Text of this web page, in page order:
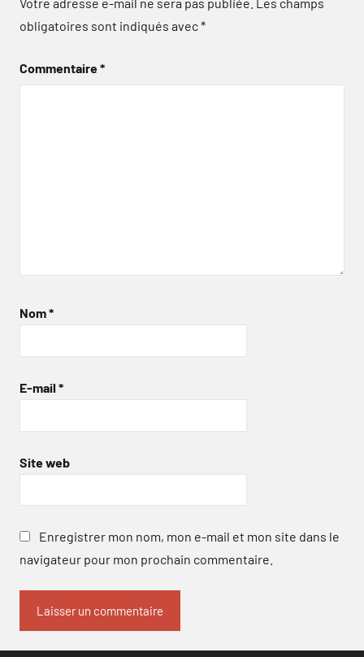
obligatoires sont indiqués avec*
Commentaire*
Nom*
E-mail *
Site web
Enregistrer mon nom, mon e-mail et mon site dans le
navigateur pour mon prochain commentaire.